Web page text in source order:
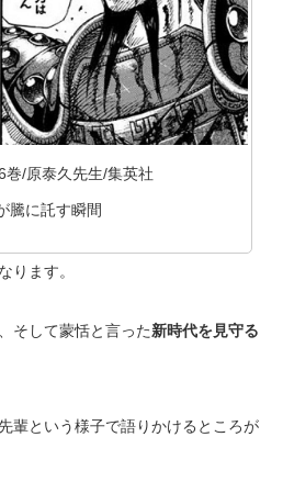
巻/原泰久先生/集英社
騰に託す瞬間
ります。
そして蒙恬と言った新時代を見守る
輩という様子で語りかけるところが